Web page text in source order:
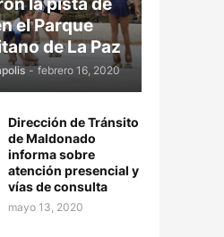
el Parque
de La Paz
- febrero 16, 2020
Dirección de Tránsito
de Maldonado
informa sobre
atención presencial y
vías de consulta
mayo 13, 2020